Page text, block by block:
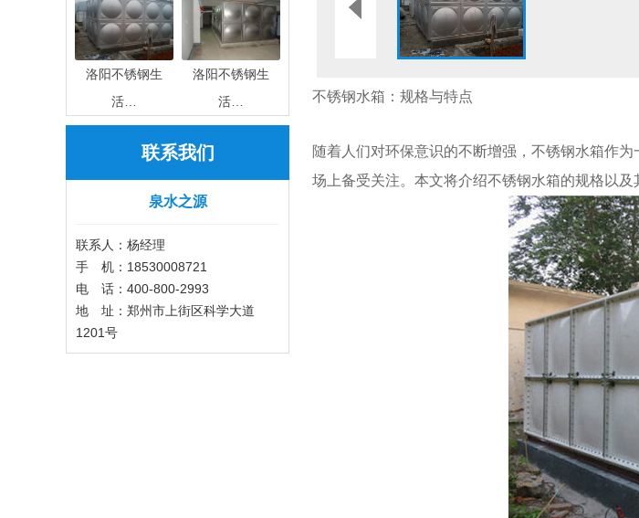
洛阳不锈钢生
活…
洛阳不锈钢生
活…
联系我们
泉水之源
联系人：杨经理
手 机：18530008721
电 话：400-800-2993
地 址：郑州市上街区科学大道
1201号
不锈钢水箱：规格与特点
随着人们对环保意识的不断增强，不锈钢水箱作
场上备受关注。本文将介绍不锈钢水箱的规格以及